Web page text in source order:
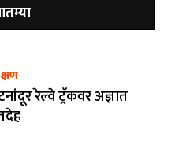
रेल्वे ट्रॅकवर अज्ञात